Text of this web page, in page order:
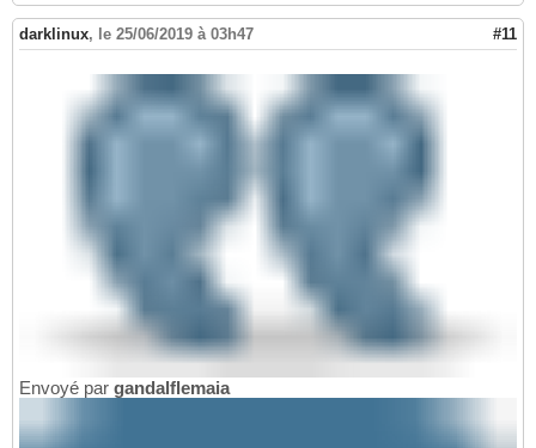
darklinux, le 25/06/2019 à 03h47 #11
Envoyé par gandalflemaia